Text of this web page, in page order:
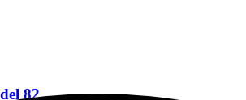
82